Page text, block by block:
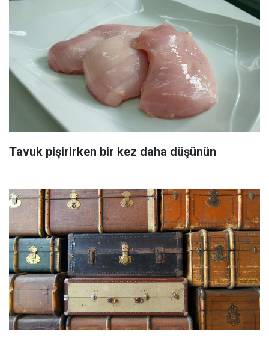
Tavuk pişirirken bir kez daha düşünün